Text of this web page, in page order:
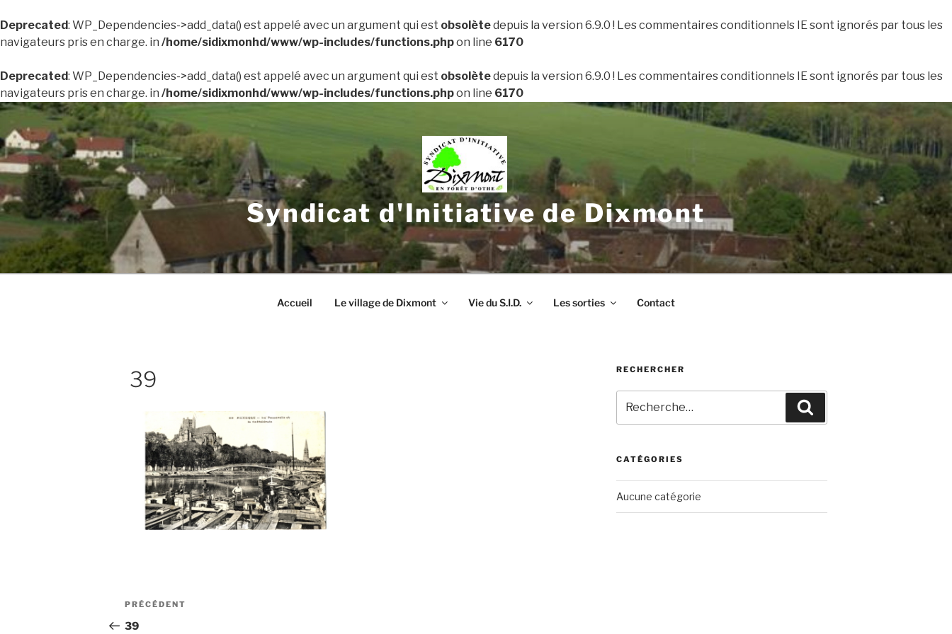
Deprecated: WP_Dependencies->add_data() est appelé avec un argument qui est obsolètedepuis la version 6.9.0 ! Les commentaires conditionnels IE sont ignorés par tous les
navigateurs pris en charge. in /home/sidixmonhd/www/wp-includes/functions.phpon line 6170
Deprecated: WP_Dependencies->add_data() est appelé avec un argument qui est obsolètedepuis la version 6.9.0 ! Les commentaires conditionnels IE sont ignorés par tous les
navigateurs pris en charge. in /home/sidixmonhd/www/wp-includes/functions.phpon line 6170
Aller
contenu
principal
Syndicat d'Initiative de Dixmont
Accueil Le village de Dixmont Vie du S.I.D. Les sorties Contact
39
Navigation
de
Article
précédent
PRÉCÉDENT
39
RECHERCHER
pour
:
CATÉGORIES
Aucune catégorie